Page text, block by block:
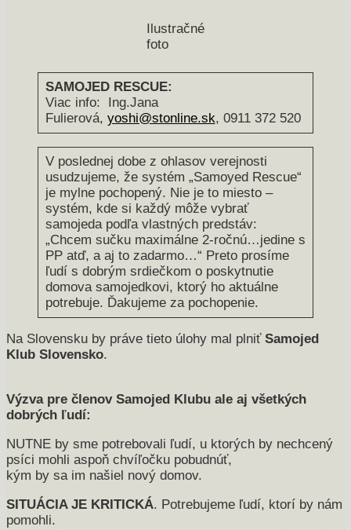
Ilustračné
foto
SAMOJED RESCUE:
Viac info: Ing.Jana
Fulierová, yoshi@stonline.sk, 0911 372 520
V poslednej dobe z ohlasov verejnosti
usudzujeme, že systém „Samoyed Rescue“
je mylne pochopený. Nie je to miesto –
systém, kde si každý môže vybrať
samojeda podľa vlastných predstáv:
„Chcem sučku maximálne 2-ročnú…jedine s
PP atď, a aj to zadarmo…“ Preto prosíme
ľudí s dobrým srdiečkom o poskytnutie
domova samojedkovi, ktorý ho aktuálne
potrebuje. Ďakujeme za pochopenie.
Na Slovensku by práve tieto úlohy mal plniť Samojed
Klub Slovensko.
Výzva pre členov Samojed Klubu ale aj všetkých
dobrých ľudí:
NUTNE by sme potrebovali ľudí, u ktorých by nechcený
psíci mohli aspoň chvíľočku pobudnúť,
kým by sa im našiel nový domov.
SITUÁCIA JE KRITICKÁ. Potrebujeme ľudí, ktorí by nám
pomohli.